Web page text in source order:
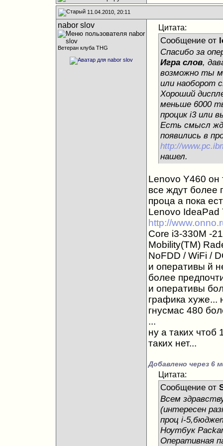
11.04.2010, 20:11
nabor slov
Ветеран клуба THG
Цитата:
Сообщение от
Спасибо за
Игра слов,
возможно ты
или наоборот
Хороший
меньше 6000
процик i3 или
Есть смысл
появились в
http://
нашел.
Lenovo Y460 он
все ждут более
проца а пока
Lenovo IdeaPad
http://
Core i3-330М -
Mobility(TM)
NoFDD / WiFi /
и оперативы й
более
и оперативы
графика хуже...
гнусмас 480
...
ну а таких
таких нет...
Добавлено через 6
Цитата:
Сообщение от
Всем
(интересен
проц i-
Ноутбук
Оперативная